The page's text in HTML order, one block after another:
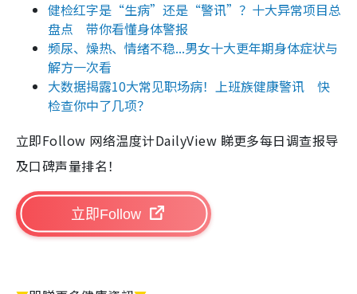
健检红字是“生病”还是“警讯”？十大异常项目总
盘点 带你看懂身体警报
频尿、燥热、情绪不稳...男女十大更年期身体症状与
解方一次看
大数据揭露10大常见职场病！上班族健康警讯 快
检查你中了几项？
立即Follow 网络温度计DailyView 睇更多每日调查报导
及口碑声量排名！
立即Follow